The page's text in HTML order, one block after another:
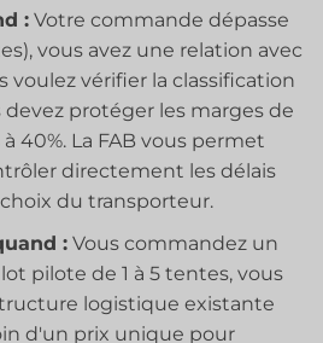
: Votre commande dépasse
vous avez une relation avec
voulez vérifier la classification
protéger les marges de
40%. La FAB vous permet
directement les délais
du transporteur.
: Vous commandez un
pilote de 1 à 5 tentes, vous
logistique existante
d'un prix unique pour